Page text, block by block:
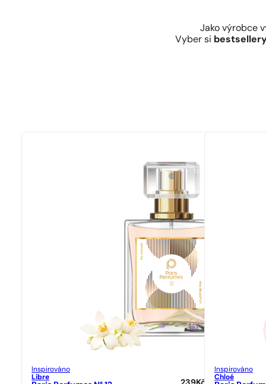
Jako výrobce
Vyber si
Inspirováno
Libre
Inspirováno
Chloé